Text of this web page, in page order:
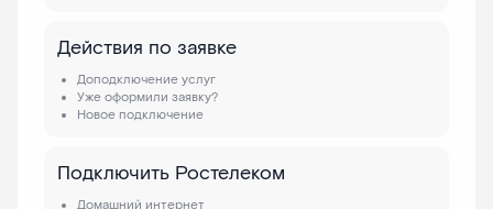
Действия по заявке
Доподключение услуг
Уже оформили заявку?
Новое подключение
Подключить Ростелеком
Домашний интернет